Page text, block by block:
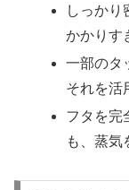
しっかり
かかりす
一部のタ
それを活
フタを完
も、蒸気